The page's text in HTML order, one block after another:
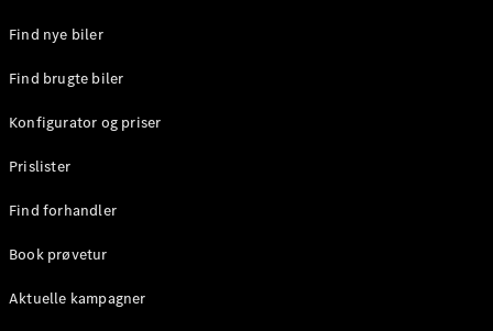
Find nye biler
Find brugte biler
Konfigurator og priser
Prislister
Find forhandler
Book prøvetur
Aktuelle kampagner